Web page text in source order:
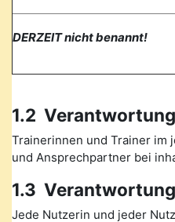
DERZEIT nicht benannt!
1.2
Trainerinnen und Trainer im
und Ansprechpartner bei
1.3
Jede Nutzerin und jeder